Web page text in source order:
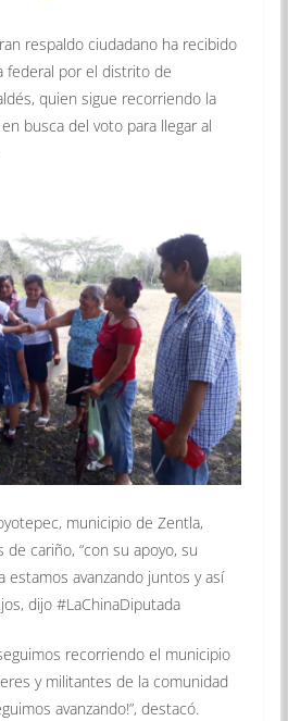
respaldo ciudadano ha recibido
federal por el distrito de
quien sigue recorriendo la
busca del voto para llegar al
municipio de Zentla,
cariño, “con su apoyo, su
estamos avanzando juntos y así
dijo #LaChinaDiputada
recorriendo el municipio
y militantes de la comunidad
avanzando!”, destacó.